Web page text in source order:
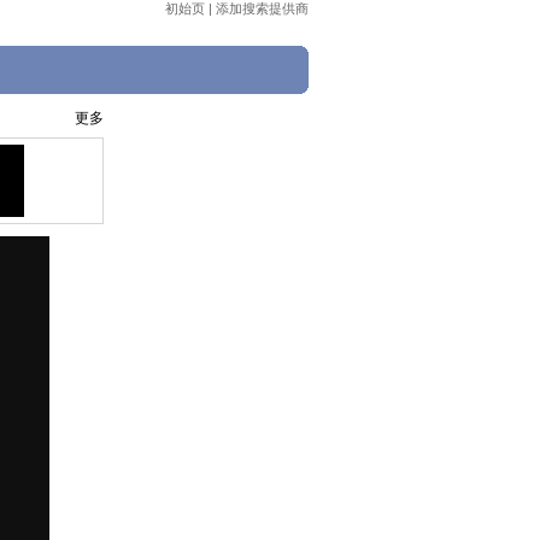
初始页 | 添加搜索提供商
更多